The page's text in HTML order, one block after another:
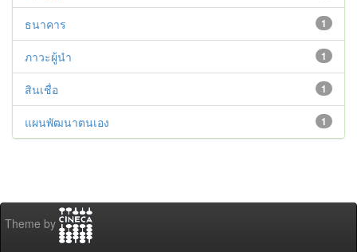
1
ธนาคาร
1
ภาวะผู้นำ
1
สินเชื่อ
1
แผนพัฒนาตนเอง
Theme by